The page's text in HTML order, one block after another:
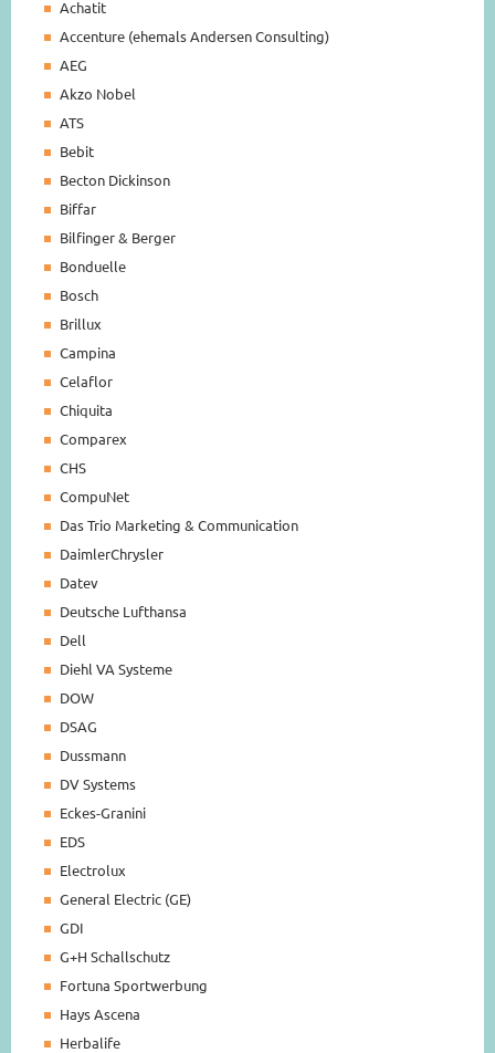
Achatit
Accenture (ehemals Andersen Consulting)
AEG
Akzo Nobel
ATS
Bebit
Becton Dickinson
Biffar
Bilfinger & Berger
Bonduelle
Bosch
Brillux
Campina
Celaflor
Chiquita
Comparex
CHS
CompuNet
Das Trio Marketing & Communication
DaimlerChrysler
Datev
Deutsche Lufthansa
Dell
Diehl VA Systeme
DOW
DSAG
Dussmann
DV Systems
Eckes-Granini
EDS
Electrolux
General Electric (GE)
GDI
G+H Schallschutz
Fortuna Sportwerbung
Hays Ascena
Herbalife